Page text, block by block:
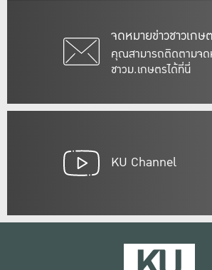
จดหมายข่าวชาวเกษ
คุณสามารถติดตามจด
ชาวม.เกษตรได้ที่นี่
KU Channel